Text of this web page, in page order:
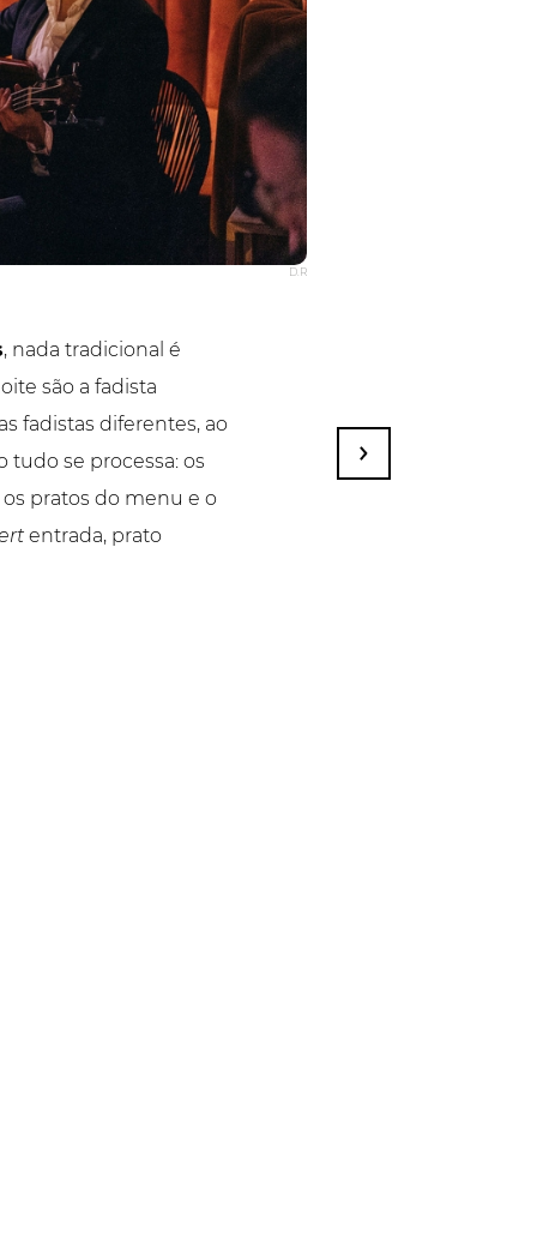
D.R
, nada tradicional é
são a fadista
fadistas diferentes, ao
tudo se processa: os
os pratos do menu e o
entrada, prato